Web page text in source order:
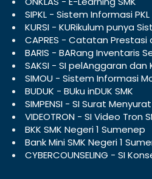
SIPKL - Sistem Informasi PKL
KURSI - KURikulum punya
CAPRES - Catatan Prestasi
BARIS - BARang Inventaris
SAKSI - SI pelAnggaran dan
SIMOU - Sistem Informasi
BUDUK - BUku inDUK SMK
SIMPENSI - SI Surat Menyurat
VIDEOTRON - SI Video Tron
BKK SMK Negeri 1 Sumenep
Bank Mini SMK Negeri 1
CYBERCOUNSELING - SI